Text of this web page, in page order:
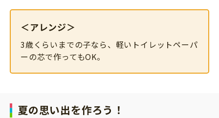
＜アレンジ＞
3歳くらいまでの子なら、軽いトイレットペーパ
ーの芯で作ってもOK。
夏の思い出を作ろう！